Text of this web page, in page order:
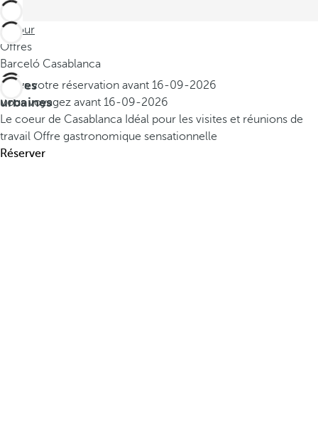
Retour
Offres
Barceló Casablanca
Offres
urbaines
Faites votre réservation avant 16-09-2026
Vous voyagez avant 16-09-2026
Le coeur de Casablanca Idéal pour les visites et réunions de
travail Offre gastronomique sensationnelle
Réserver